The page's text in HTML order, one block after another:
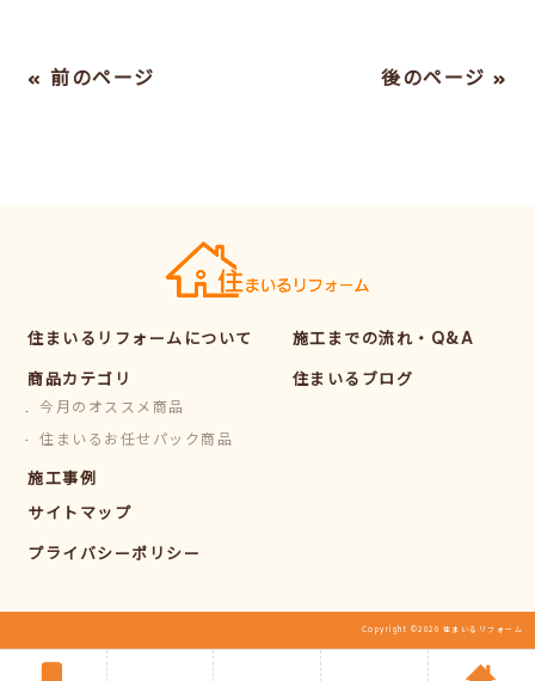
« 前のページ 後のページ »
住まいるリフォームについて
商品カテゴリ
今月のオススメ商品
住まいるお任せパック商品
施工事例
施工までの流れ・Q&A
住まいるブログ
サイトマップ
プライバシーポリシー
Copyright ©2020 住まいるリフォーム